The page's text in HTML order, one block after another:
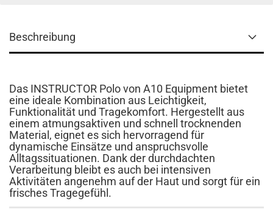
Beschreibung
Das INSTRUCTOR Polo von A10 Equipment bietet
eine ideale Kombination aus Leichtigkeit,
Funktionalität und Tragekomfort. Hergestellt aus
einem atmungsaktiven und schnell trocknenden
Material, eignet es sich hervorragend für
dynamische Einsätze und anspruchsvolle
Alltagssituationen. Dank der durchdachten
Verarbeitung bleibt es auch bei intensiven
Aktivitäten angenehm auf der Haut und sorgt für ein
frisches Tragegefühl.